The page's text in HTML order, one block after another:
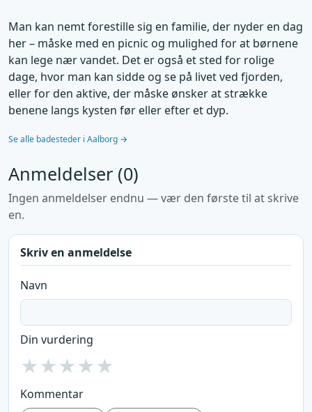
Man kan nemt forestille sig en familie, der nyder en dag
her – måske med en picnic og mulighed for at børnene
kan lege nær vandet. Det er også et sted for rolige
dage, hvor man kan sidde og se på livet ved fjorden,
eller for den aktive, der måske ønsker at strække
benene langs kysten før eller efter et dyp.
Se alle badesteder i Aalborg →
Anmeldelser (0)
Ingen anmeldelser endnu — vær den første til at skrive
en.
Skriv en anmeldelse
Navn
Din vurdering
★★★★★
Kommentar